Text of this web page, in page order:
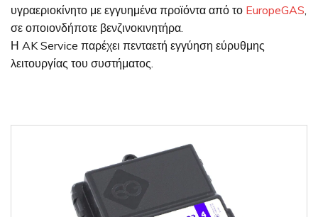
υγραεριοκίνητο με εγγυημένα προϊόντα από το EuropeGAS
σε οποιονδήποτε βενζινοκινητήρα.
Η AK Service παρέχει πενταετή εγγύηση εύρυθμης
λειτουργίας του συστήματος.